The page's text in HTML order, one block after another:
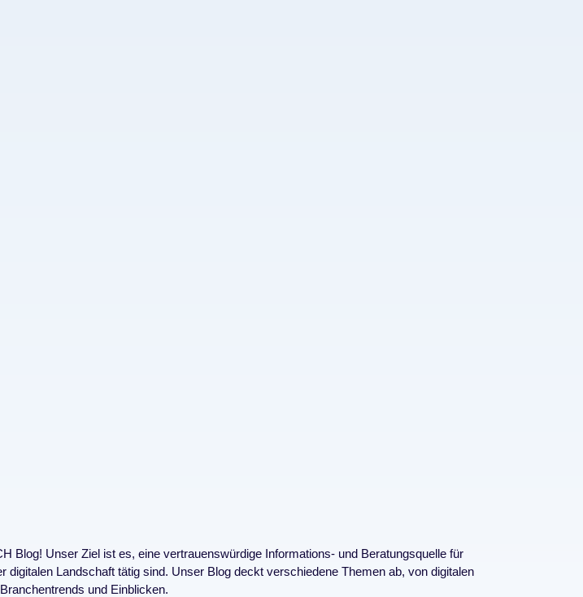
Blog! Unser Ziel ist es, eine vertrauenswürdige Informations- und Beratungsquelle für
digitalen Landschaft tätig sind. Unser Blog deckt verschiedene Themen ab, von digitalen
und Einblicken.